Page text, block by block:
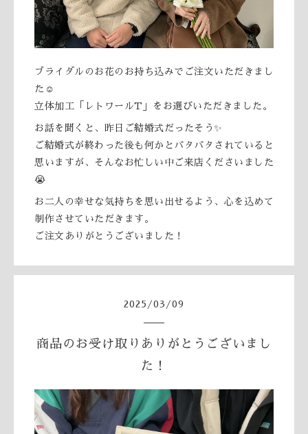
ブライダルのお花のお持ち込みでご注文いただきまし
た☺️
立体加工「レトワールT」をお選びいただきました。
お話を聞くと、昨日ご結婚式だったそう✨
ご結婚式が終わった後も何かとバタバタされていると
思いますが、そんなお忙しい中ご来店くださいました
😭
お二人の幸せな気持ちを思い出せるよう、心を込めて
制作させていただきます。
ご注文ありがとうございました！
2025 /03 /09
商品のお受け取りありがとうございまし
た！